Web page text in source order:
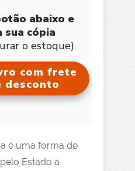
abaixo e
sua cópia
o estoque)
com frete
desconto
é uma forma de
Estado a